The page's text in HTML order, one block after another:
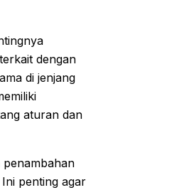
dengan
di jenjang
aturan dan
penambahan
penting agar